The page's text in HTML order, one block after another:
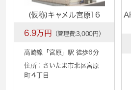
(仮称)キャメル宮原16
6.9万円 （管理費:3,000円）
高崎線「 宮原 」駅 徒歩6分
住所：さいたま市北区宮原
町４丁目